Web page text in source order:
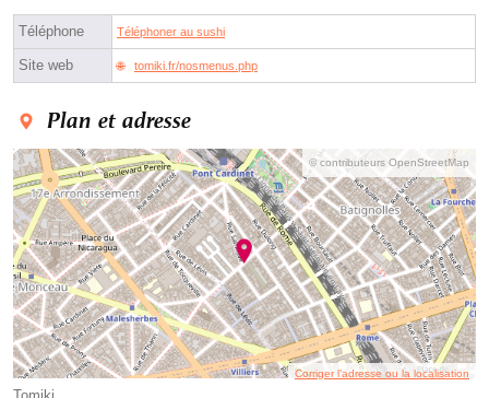
Téléphone Téléphoner au sushi
Site web tomiki.fr/nosmenus.php
Plan et adresse
© contributeurs OpenStreetMap
Corriger l’adresse ou la localisation